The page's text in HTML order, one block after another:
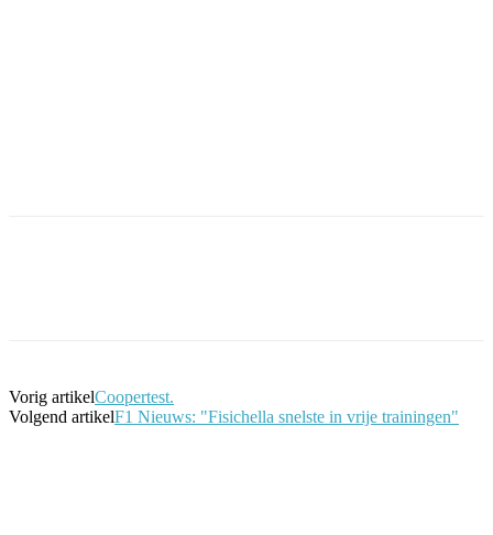
Vorig artikelCoopertest.
Volgend artikelF1 Nieuws: "Fisichella snelste in vrije trainingen"